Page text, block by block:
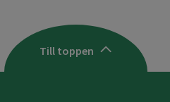
Till toppen